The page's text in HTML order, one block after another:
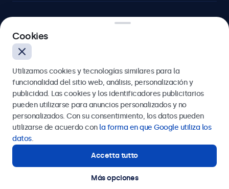
Badenerstrasse 549, 8048 Zürich, Svizzera
4.8/5 la valutazione di 5000+ aziende
Italiano
Cookies
Utilizamos cookies y tecnologías similares para la
funcionalidad del sitio web, análisis, personalización y
publicidad. Las cookies y los identificadores publicitarios
pueden utilizarse para anuncios personalizados y no
personalizados. Con su consentimiento, los datos pueden
utilizarse de acuerdo con la forma en que Google utiliza los
datos.
Accetta tutto
Más opciones